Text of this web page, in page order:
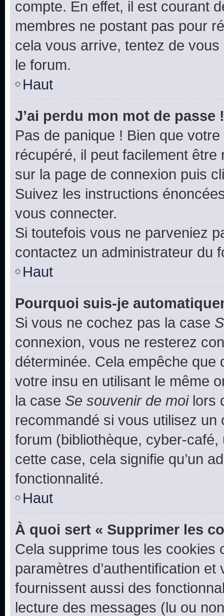
compte. En effet, il est courant
membres ne postant pas pour
cela vous arrive, tentez de
le forum.
Haut
J’ai perdu mon mot de passe !
Pas de panique ! Bien que
récupéré, il peut facilement
sur la page de connexion puis
Suivez les instructions
vous connecter.
Si toutefois vous ne parveniez
contactez un administrateur du
Haut
Pourquoi suis-je
Si vous ne cochez pas la case
connexion, vous ne resterez
déterminée. Cela empêche que
votre insu en utilisant le même
la case Se souvenir de moilors
recommandé si vous utilisez
forum (bibliothèque, cyber-
cette case, cela signifie qu’un
fonctionnalité.
Haut
À quoi sert « Supprimer les
Cela supprime tous les cookies
paramètres d’authentification
fournissent aussi des
lecture des messages (lu ou